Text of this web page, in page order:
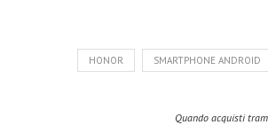
HONOR SMARTPHONE ANDROID
Quando acquisti